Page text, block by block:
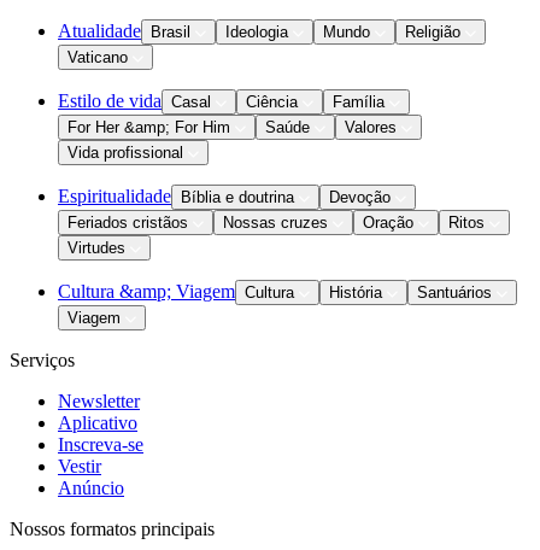
Atualidade Brasil Ideologia Mundo
Religião
Vaticano
Estilo de vida Casal Ciência
Família
For Her &amp; For Him
Saúde
Valores
Vida profissional
Espiritualidade Bíblia e doutrina
Devoção
Feriados cristãos
Nossas cruzes Oração
Ritos
Virtudes
Cultura &amp; Viagem Cultura História
Santuários
Viagem
Serviços
Newsletter
Aplicativo
Inscreva-se
Vestir
Anúncio
Nossos formatos principais